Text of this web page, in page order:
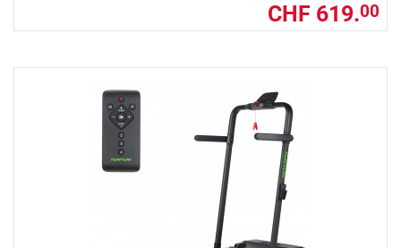
CHF 619.00